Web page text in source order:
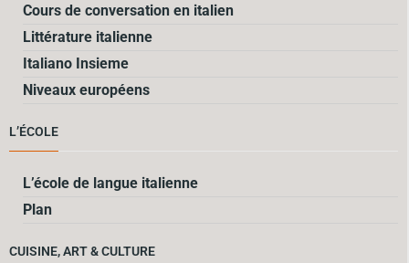
Cours de conversation en italien
Littérature italienne
Italiano Insieme
Niveaux européens
L’ÉCOLE
L’école de langue italienne
Plan
CUISINE, ART & CULTURE